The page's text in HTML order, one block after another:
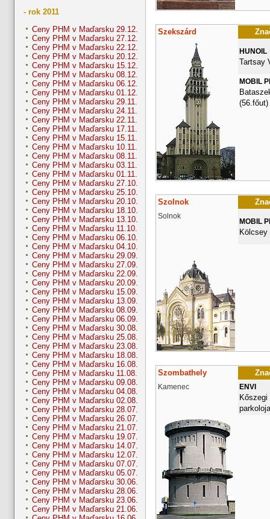
- rok 2011
Ceny PHM v Maďarsku 29.12.
Ceny PHM v Maďarsku 27.12.
Ceny PHM v Maďarsku 22.12.
Ceny PHM v Maďarsku 20.12.
Ceny PHM v Maďarsku 15.12.
Ceny PHM v Maďarsku 08.12.
Ceny PHM v Maďarsku 06.12.
Ceny PHM v Maďarsku 01.12.
Ceny PHM v Maďarsku 29.11.
Ceny PHM v Maďarsku 24.11.
Ceny PHM v Maďarsku 22.11.
Ceny PHM v Maďarsku 17.11.
Ceny PHM v Maďarsku 15.11.
Ceny PHM v Maďarsku 10.11.
Ceny PHM v Maďarsku 08.11.
Ceny PHM v Maďarsku 03.11.
Ceny PHM v Maďarsku 01.11.
Ceny PHM v Maďarsku 27.10.
Ceny PHM v Maďarsku 25.10.
Ceny PHM v Maďarsku 20.10.
Ceny PHM v Maďarsku 18.10.
Ceny PHM v Maďarsku 13.10.
Ceny PHM v Maďarsku 11.10.
Ceny PHM v Maďarsku 06.10.
Ceny PHM v Maďarsku 04.10.
Ceny PHM v Maďarsku 29.09.
Ceny PHM v Maďarsku 27.09.
Ceny PHM v Maďarsku 22.09.
Ceny PHM v Maďarsku 20.09.
Ceny PHM v Maďarsku 15.09.
Ceny PHM v Maďarsku 13.09.
Ceny PHM v Maďarsku 08.09.
Ceny PHM v Maďarsku 06.09.
Ceny PHM v Maďarsku 30.08.
Ceny PHM v Maďarsku 25.08.
Ceny PHM v Maďarsku 23.08.
Ceny PHM v Maďarsku 18.08.
Ceny PHM v Maďarsku 16.08.
Ceny PHM v Maďarsku 11.08.
Ceny PHM v Maďarsku 09.08.
Ceny PHM v Maďarsku 04.08.
Ceny PHM v Maďarsku 02.08.
Ceny PHM v Maďarsku 28.07.
Ceny PHM v Maďarsku 26.07.
Ceny PHM v Maďarsku 21.07.
Ceny PHM v Maďarsku 19.07.
Ceny PHM v Maďarsku 14.07.
Ceny PHM v Maďarsku 12.07.
Ceny PHM v Maďarsku 07.07.
Ceny PHM v Maďarsku 05.07.
Ceny PHM v Maďarsku 30.06.
Ceny PHM v Maďarsku 28.06.
Ceny PHM v Maďarsku 23.06.
Ceny PHM v Maďarsku 21.06.
Szekszárd
HUNOIL
Tartsay
MOBIL
(56.főut)
Szolnok
Solnok
MOBIL
Kölcsey
Szombathely
Kamenec ENVI
Kőszegi